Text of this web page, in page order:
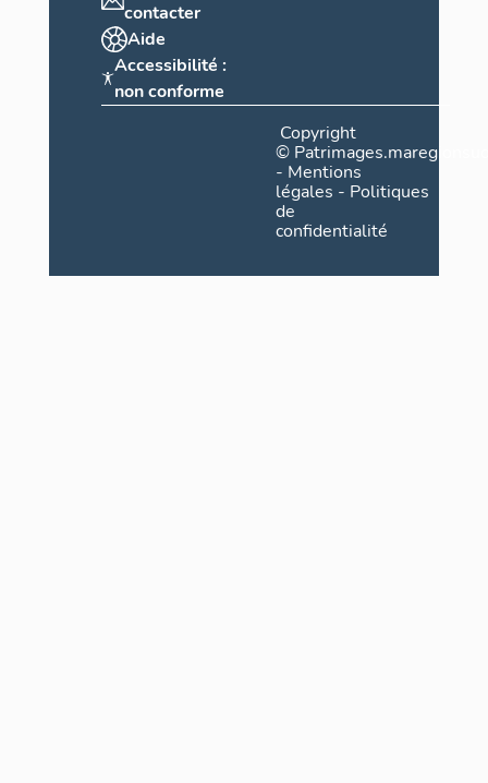
contacter
Aide
Accessibilité :
non conforme
Copyright
©
- Mentions
légales - Politiques
de
confidentialité